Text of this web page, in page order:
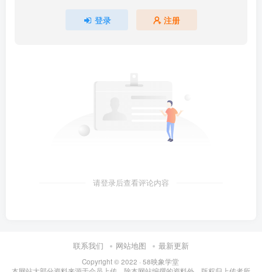
登录 注册
请登录后查看评论内容
联系我们 网站地图 最新更新
Copyright © 2022 · 58映象学堂